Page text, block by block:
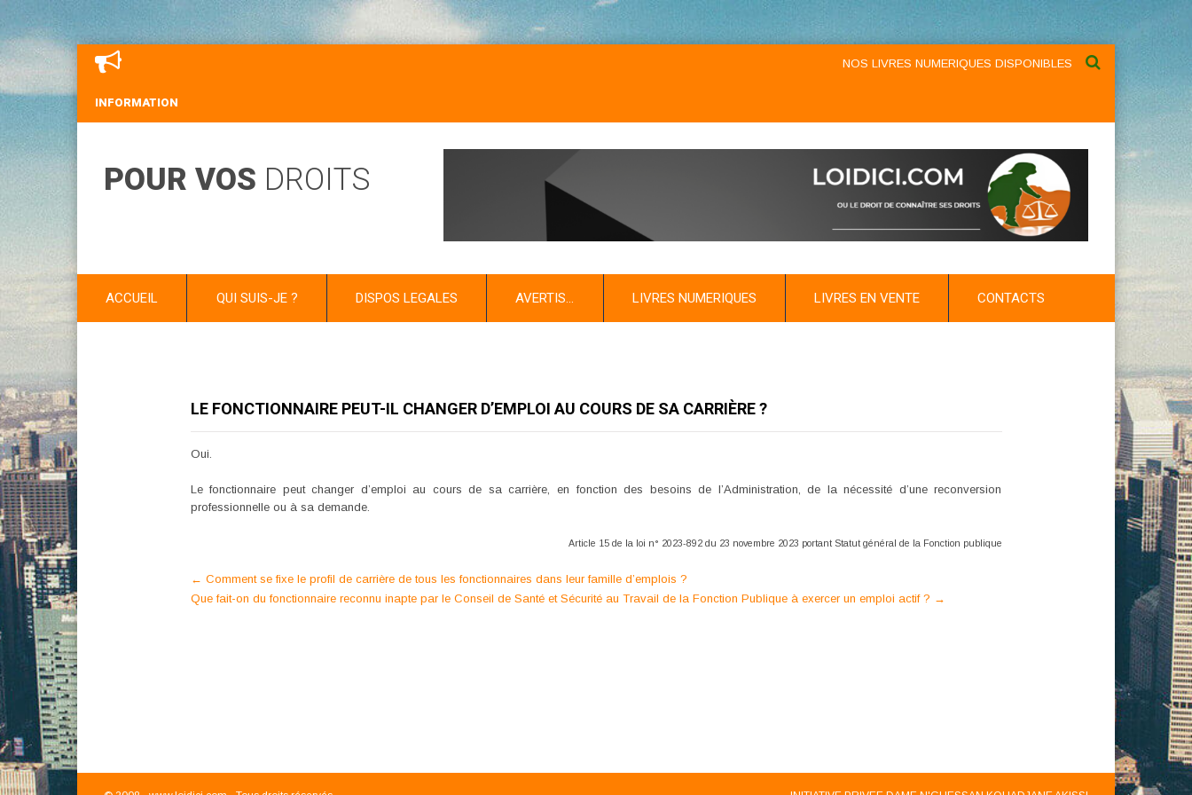
INFORMATION
NOS LIVRES NUMERIQUES DISPONIBLES AU NIVEAU DU MENU
POUR VOS DROITS
ACCUEIL QUI SUIS-JE ? DISPOS LEGALES AVERTIS… LIVRES NUMERIQUES LIVRES EN VENTE CONTACTS
LE FONCTIONNAIRE PEUT-IL CHANGER D’EMPLOI AU COURS DE SA CARRIÈRE ?
Oui.
Le fonctionnaire peut changer d’emploi au cours de sa carrière, en fonction des besoins de l’Administration, de la nécessité d’une reconversion
professionnelle ou à sa demande.
Article 15 de la loi n° 2023-892 du 23 novembre 2023 portant Statut général de la Fonction publique
Post
navigation
← Comment se fixe le profil de carrière de tous les fonctionnaires dans leur famille d’emplois ?
Que fait-on du fonctionnaire reconnu inapte par le Conseil de Santé et Sécurité au Travail de la Fonction Publique à exercer un emploi actif ? →